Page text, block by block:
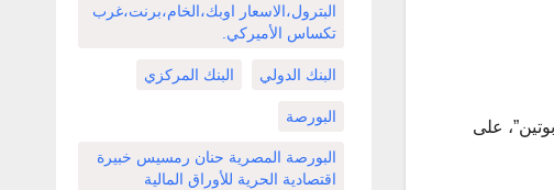
على
البترول،الاسعار اوبك،الخام،برنت،غرب
تكساس الأميركي.
البنك الدولي البنك المركزي
البورصة
البورصة المصرية حنان رمسيس خبيرة
اقتصادية الحرية للأوراق المالية